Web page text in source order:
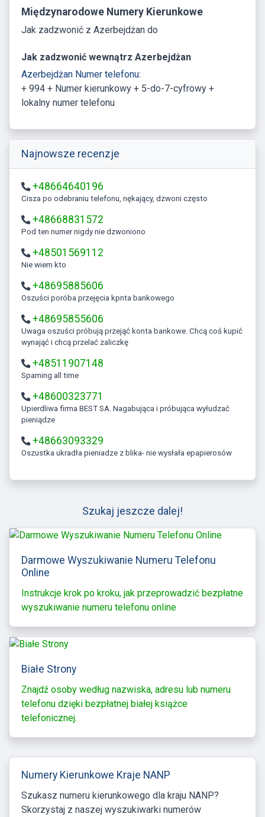
Międzynarodowe Numery Kierunkowe
Jak zadzwonić z Azerbejdżan do
Jak zadzwonić wewnątrz Azerbejdżan
Azerbejdżan Numer telefonu:
+ 994 + Numer kierunkowy + 5-do-7-cyfrowy +
lokalny numer telefonu
Najnowsze recenzje
+48664640196
Cisza po odebraniu telefonu, nękający, dzwoni często
+48668831572
Pod ten numer nigdy nie dzwoniono
+48501569112
Nie wiem kto
+48695885606
Oszuści poróba przejęcia kpnta bankowego
+48695855606
Uwaga oszuści próbują przejąć konta bankowe. Chcą coś kupić
wynająć i chcą przelać zaliczkę
+48511907148
Spaming all time
+48600323771
Upierdliwa firma BEST SA. Nagabująca i próbująca wyłudzać
pieniądze
+48663093329
Oszustka ukradła pieniadze z blika- nie wysłała epapierosów
Szukaj jeszcze dalej!
Darmowe Wyszukiwanie Numeru Telefonu
Online
Instrukcje krok po kroku, jak przeprowadzić bezpłatne
wyszukiwanie numeru telefonu online
Białe Strony
Znajdź osoby według nazwiska, adresu lub numeru
telefonu dzięki bezpłatnej białej książce
telefonicznej.
Numery Kierunkowe Kraje NANP
Szukasz numeru kierunkowego dla kraju NANP?
Skorzystaj z naszej wyszukiwarki numerów